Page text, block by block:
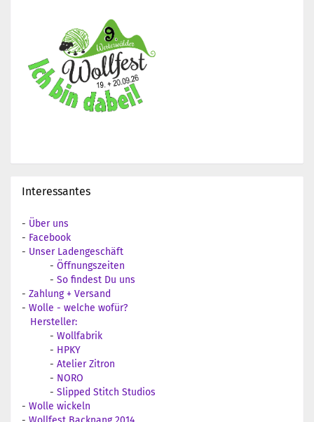
Interessantes
- Über uns
- Facebook
- Unser Ladengeschäft
- Öffnungszeiten
- So findest Du uns
- Zahlung + Versand
- Wolle - welche wofür?
Hersteller:
- Wollfabrik
- HPKY
- Atelier Zitron
- NORO
- Slipped Stitch Studios
- Wolle wickeln